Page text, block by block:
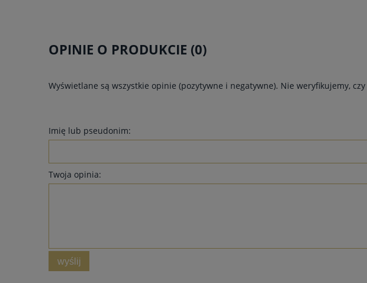
OPINIE O PRODUKCIE (0)
Wyświetlane są wszystkie opinie (pozytywne i negatywne). Nie weryfikujemy,
Imię lub pseudonim:
Twoja opinia:
wyślij